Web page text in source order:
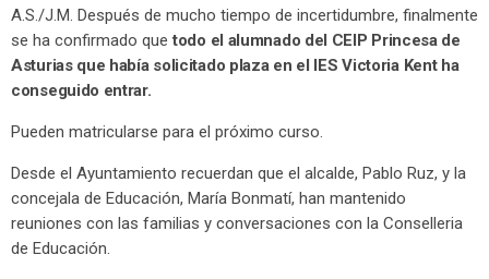
A.S./J.M. Después de mucho tiempo de incertidumbre, finalmente
se ha confirmado quetodo el alumnado del CEIP Princesa de
Asturias que había solicitado plaza en el IES Victoria Kent ha
conseguido entrar.
Pueden matricularse para el próximo curso.
Desde el Ayuntamiento recuerdan que el alcalde, Pablo Ruz, y la
concejala de Educación, María Bonmatí, han mantenido
reuniones con las familias y conversaciones con la Conselleria
de Educación.